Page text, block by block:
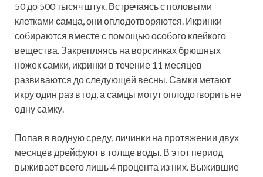
50 до 500 тысяч штук. Встречаясь с половыми
клетками самца, они оплодотворяются. Икринки
собираются вместе с помощью особого клейкого
вещества. Закрепляясь на ворсинках брюшных
ножек самки, икринки в течение 11 месяцев
развиваются до следующей весны. Самки метают
икру один раз в год, а самцы могут оплодотворить не
одну самку.
Попав в водную среду, личинки на протяжении двух
месяцев дрейфуют в толще воды. В этот период
выживает всего лишь 4 процента из них. Выжившие